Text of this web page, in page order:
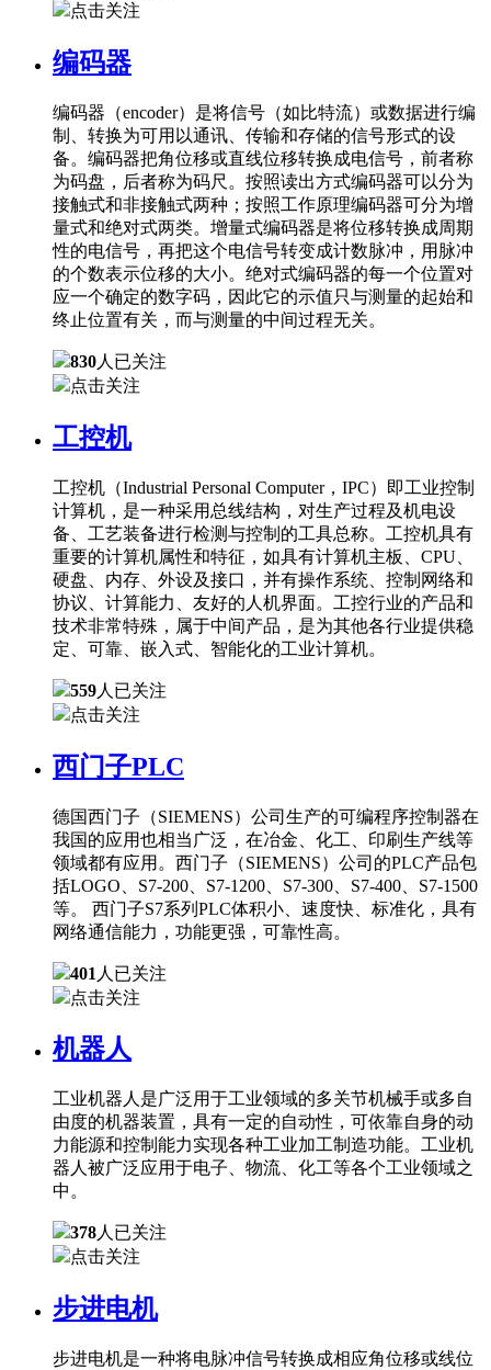
点击关注
编码器
编码器（encoder）是将信号（如比特流）或数据进行编
制、转换为可用以通讯、传输和存储的信号形式的设
备。编码器把角位移或直线位移转换成电信号，前者称
为码盘，后者称为码尺。按照读出方式编码器可以分为
接触式和非接触式两种；按照工作原理编码器可分为增
量式和绝对式两类。增量式编码器是将位移转换成周期
性的电信号，再把这个电信号转变成计数脉冲，用脉冲
的个数表示位移的大小。绝对式编码器的每一个位置对
应一个确定的数字码，因此它的示值只与测量的起始和
终止位置有关，而与测量的中间过程无关。
830人已关注
点击关注
工控机
工控机（Industrial Personal Computer，IPC）即工业控制
计算机，是一种采用总线结构，对生产过程及机电设
备、工艺装备进行检测与控制的工具总称。工控机具有
重要的计算机属性和特征，如具有计算机主板、CPU、
硬盘、内存、外设及接口，并有操作系统、控制网络和
协议、计算能力、友好的人机界面。工控行业的产品和
技术非常特殊，属于中间产品，是为其他各行业提供稳
定、可靠、嵌入式、智能化的工业计算机。
559人已关注
点击关注
西门子PLC
德国西门子（SIEMENS）公司生产的可编程序控制器在
我国的应用也相当广泛，在冶金、化工、印刷生产线等
领域都有应用。西门子（SIEMENS）公司的PLC产品包
括LOGO、S7-200、S7-1200、S7-300、S7-400、S7-1500
等。 西门子S7系列PLC体积小、速度快、标准化，具有
网络通信能力，功能更强，可靠性高。
401 人已关注
点击关注
机器人
工业机器人是广泛用于工业领域的多关节机械手或多自
由度的机器装置，具有一定的自动性，可依靠自身的动
力能源和控制能力实现各种工业加工制造功能。工业机
器人被广泛应用于电子、物流、化工等各个工业领域之
中。
378人已关注
点击关注
步进电机
步进电机是一种将电脉冲信号转换成相应角位移或线位